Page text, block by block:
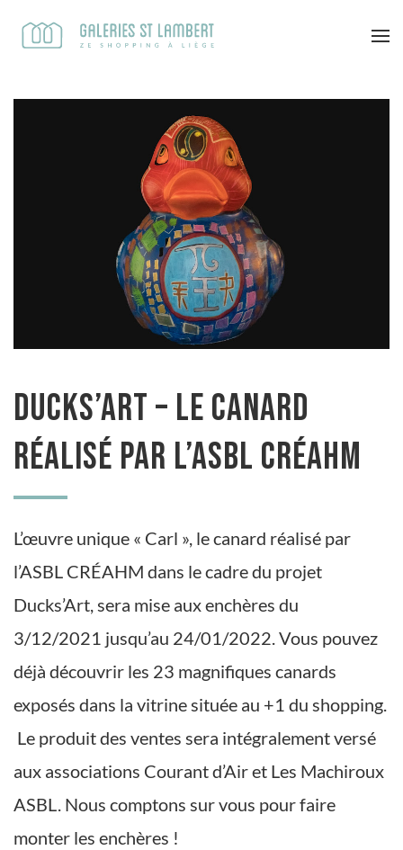
Ducks’Art – Le canard
réalisé par l’ASBL CRÉAHM
L’œuvre unique « Carl », le canard réalisé par
l’ASBL CRÉAHM dans le cadre du projet
Ducks’Art, sera mise aux enchères du
3/12/2021 jusqu’au 24/01/2022. Vous pouvez
déjà découvrir les 23 magnifiques canards
exposés dans la vitrine située au +1 du shopping.
Le produit des ventes sera intégralement versé
aux associations Courant d’Air et Les Machiroux
ASBL. Nous comptons sur vous pour faire
monter les enchères !